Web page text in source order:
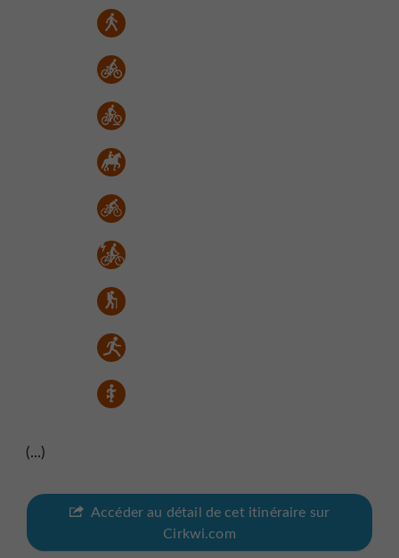
(...)
Accéder au détail de cet itinéraire sur
Cirkwi.com